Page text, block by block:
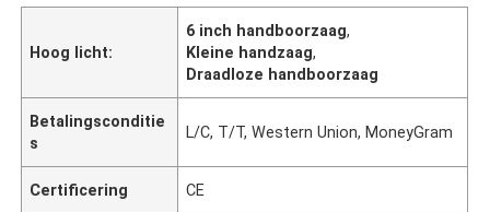
Hoog licht:
6 inch handboorzaag,
Kleine handzaag,
Draadloze handboorzaag
Betalingsconditie
s
L/C, T/T, Western Union, MoneyGram
Certificering CE